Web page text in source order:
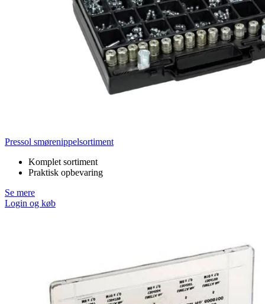
Pressol smørenippelsortiment
Komplet sortiment
Praktisk opbevaring
Se mere
Login og køb